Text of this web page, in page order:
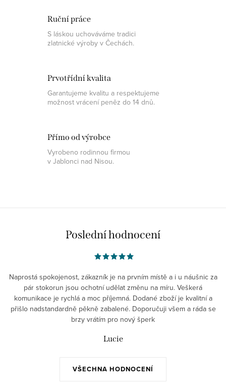
Ruční práce
S láskou uchováváme tradici
zlatnické výroby v Čechách.
Prvotřídní kvalita
Garantujeme kvalitu a respektujeme
možnost vrácení peněz do 14 dnů.
Přímo od výrobce
Vyrobeno rodinnou firmou
v Jablonci nad Nisou.
Poslední hodnocení
VŠECHNA HODNOCENÍ
Naprostá spokojenost, zákazník je na prvním místě a i u náušnic za
pár stokorun jsou ochotní udělat změnu na míru. Veškerá
komunikace je rychlá a moc příjemná. Dodané zboží je kvalitní a
přišlo nadstandardně pěkně zabalené. Doporučuji všem a ráda se
brzy vrátím pro nový šperk
Lucie